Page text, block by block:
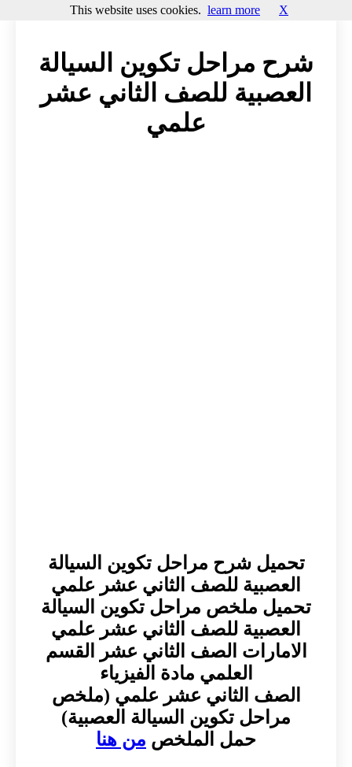
شرح مراحل تكوين السيالة
العصبية للصف الثاني عشر
علمي
تحميل شرح مراحل تكوين السيالة
العصبية للصف الثاني عشر علمي
تحميل ملخص مراحل تكوين السيالة
العصبية للصف الثاني عشر علمي
الامارات الصف الثاني عشر القسم
العلمي مادة الفيزياء
الصف الثاني عشر علمي (ملخص
مراحل تكوين السيالة العصبية)
حمل الملخص من هنا
This website uses cookies. learn more X